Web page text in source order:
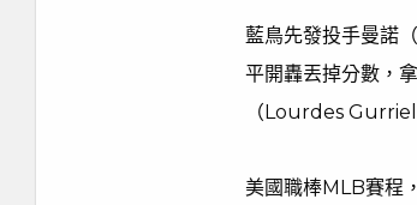
藍鳥先發投手曼諾
平開轟丟掉分數，
（Lourdes
美國職棒MLB賽程